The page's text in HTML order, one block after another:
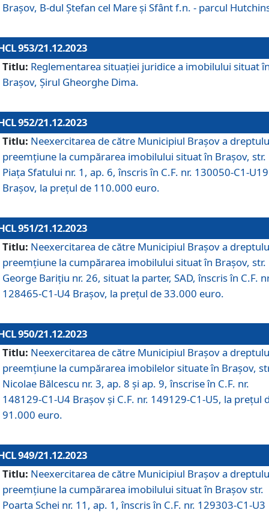
Brașov, B-dul Ștefan cel Mare și Sfânt f.n. - parcul
953/21.12.2023
Titlu: Reglementarea situației juridice a imobilului situat
Brașov, Șirul Gheorghe Dima.
952/21.12.2023
Titlu: Neexercitarea de către Municipiul Brașov a
preemțiune la cumpărarea imobilului situat în Brașov, str.
Piața Sfatului nr. 1, ap. 6, înscris în C.F. nr. 130050-C1-U19
Brașov, la prețul de 110.000 euro.
951/21.12.2023
Titlu: Neexercitarea de către Municipiul Brașov a
preemțiune la cumpărarea imobilului situat în Brașov, str.
George Barițiu nr. 26, situat la parter, SAD, înscris în C.F.
128465-C1-U4 Brașov, la prețul de 33.000 euro.
950/21.12.2023
Titlu: Neexercitarea de către Municipiul Brașov a
preemțiune la cumpărarea imobilelor situate în Brașov,
Nicolae Bălcescu nr. 3, ap. 8 și ap. 9, înscrise în C.F. nr.
148129-C1-U4 Brașov și C.F. nr. 149129-C1-U5, la prețul
91.000 euro.
949/21.12.2023
Titlu: Neexercitarea de către Municipiul Brașov a
preemțiune la cumpărarea imobilului situat în Brașov str.
Poarta Schei nr. 11, ap. 1, înscris în C.F. nr. 129303-C1-U3